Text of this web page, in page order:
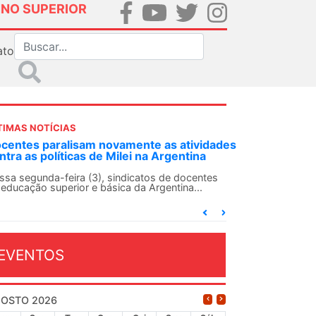
SUPERIOR
NOTÍCIAS
SN convoca docentes para Dia de
Internacionalista com Cuba em
de agosto
SN conclama suas seções sindicais e o